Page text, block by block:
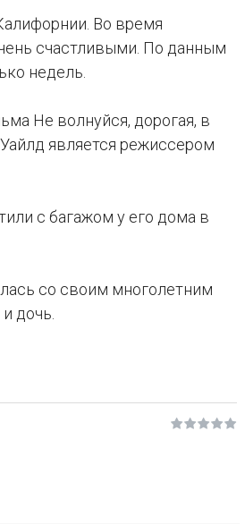
Во время
счастливыми. По данным
недель.
Не волнуйся, дорогая, в
является режиссером
с багажом у его дома в
со своим многолетним
дочь.